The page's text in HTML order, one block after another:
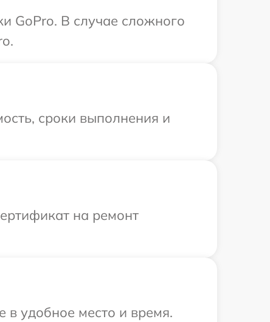
GoPro. В случае сложного
сроки выполнения и
на ремонт
в удобное место и время.